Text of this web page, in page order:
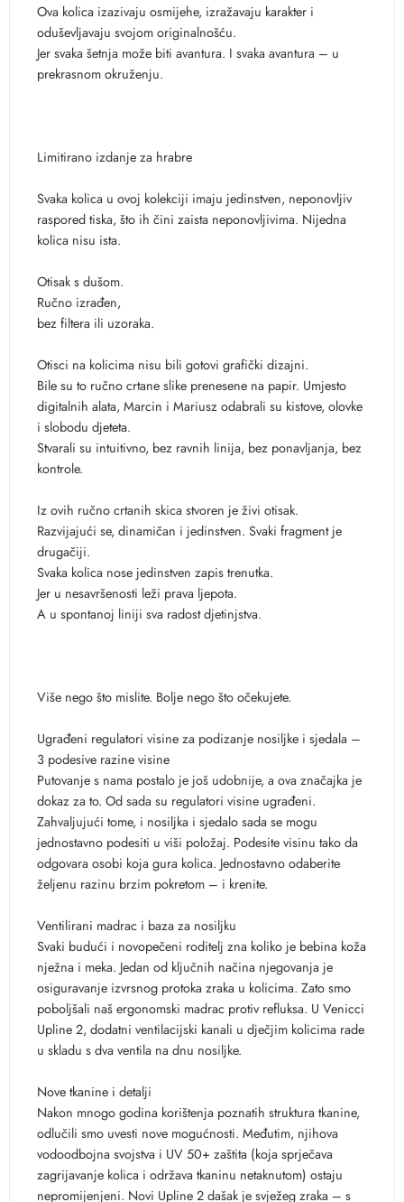
Ova kolica izazivaju osmijehe, izražavaju karakter i
oduševljavaju svojom originalnošću.
Jer svaka šetnja može biti avantura. I svaka avantura – u
prekrasnom okruženju.
Limitirano izdanje za hrabre
Svaka kolica u ovoj kolekciji imaju jedinstven, neponovljiv
raspored tiska, što ih čini zaista neponovljivima. Nijedna
kolica nisu ista.
Otisak s dušom.
Ručno izrađen,
bez filtera ili uzoraka.
Otisci na kolicima nisu bili gotovi grafički dizajni.
Bile su to ručno crtane slike prenesene na papir. Umjesto
digitalnih alata, Marcin i Mariusz odabrali su kistove, olovke
i slobodu djeteta.
Stvarali su intuitivno, bez ravnih linija, bez ponavljanja, bez
kontrole.
Iz ovih ručno crtanih skica stvoren je živi otisak.
Razvijajući se, dinamičan i jedinstven. Svaki fragment je
drugačiji.
Svaka kolica nose jedinstven zapis trenutka.
Jer u nesavršenosti leži prava ljepota.
A u spontanoj liniji sva radost djetinjstva.
Više nego što mislite. Bolje nego što očekujete.
Ugrađeni regulatori visine za podizanje nosiljke i sjedala –
3 podesive razine visine
Putovanje s nama postalo je još udobnije, a ova značajka je
dokaz za to. Od sada su regulatori visine ugrađeni.
Zahvaljujući tome, i nosiljka i sjedalo sada se mogu
jednostavno podesiti u viši položaj. Podesite visinu tako da
odgovara osobi koja gura kolica. Jednostavno odaberite
željenu razinu brzim pokretom – i krenite.
Ventilirani madrac i baza za nosiljku
Svaki budući i novopečeni roditelj zna koliko je bebina koža
nježna i meka. Jedan od ključnih načina njegovanja je
osiguravanje izvrsnog protoka zraka u kolicima. Zato smo
poboljšali naš ergonomski madrac protiv refluksa. U Venicci
Upline 2, dodatni ventilacijski kanali u dječjim kolicima rade
u skladu s dva ventila na dnu nosiljke.
Nove tkanine i detalji
Nakon mnogo godina korištenja poznatih struktura tkanine,
odlučili smo uvesti nove mogućnosti. Međutim, njihova
vodoodbojna svojstva i UV 50+ zaštita (koja sprječava
zagrijavanje kolica i održava tkaninu netaknutom) ostaju
nepromijenjeni. Novi Upline 2 dašak je svježeg zraka – s